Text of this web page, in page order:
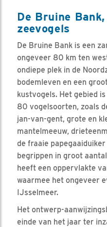
De Bruine
zeevogels
De Bruine Bank is een
ongeveer 80 km ten
ondiepe plek in de
bodemleven en een
kustvogels. Het gebied
80 vogelsoorten, zoals
jan-van-gent, grote en
mantelmeeuw,
de fraaie
begrippen in groot
heeft een oppervlakte
waarmee het ongeveer
IJsselmeer.
Het ontwerp-
einde van het jaar ter